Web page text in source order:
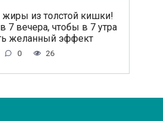
из толстой кишки!
7 вечера, чтобы в 7 утра
желанный эффект
0 26